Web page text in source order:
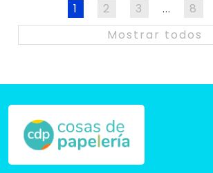
1 2 3 …
8
Mostrar todos